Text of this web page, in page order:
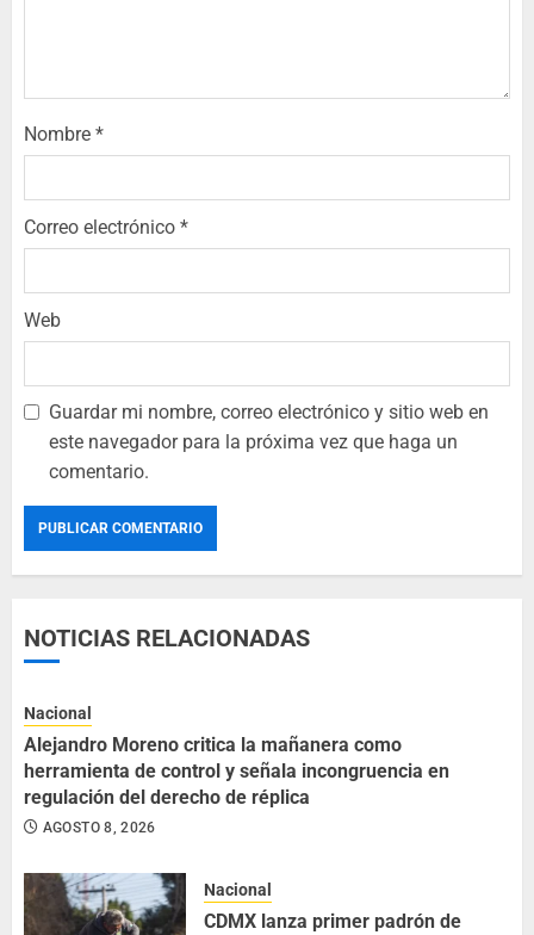
Nombre *
Correo electrónico *
Web
Guardar mi nombre, correo electrónico y sitio web en
este navegador para la próxima vez que haga un
comentario.
NOTICIAS RELACIONADAS
Nacional
Alejandro Moreno critica la mañanera como
herramienta de control y señala incongruencia en
regulación del derecho de réplica
AGOSTO 8, 2026
Nacional
CDMX lanza primer padrón de